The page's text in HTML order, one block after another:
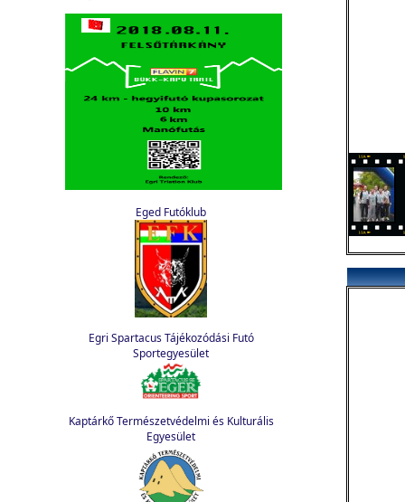
Eged Futóklub
Egri Spartacus Tájékozódási Futó
Sportegyesület
Kaptárkő Természetvédelmi és Kulturális
Egyesület